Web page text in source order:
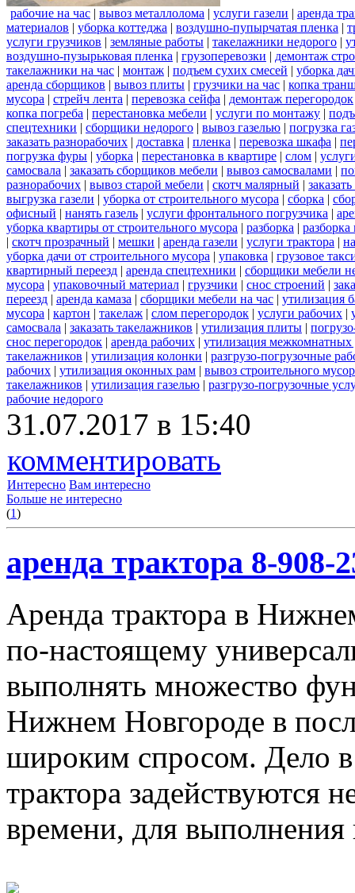
рабочие на час | вывоз металлолома | услуги газели | аренда
материалов | уборка коттеджа | воздушно-пупырчатая пленка |
услуги грузчиков | земляные работы | такелажники недорого |
воздушно-пузырьковая пленка | грузоперевозки | демонтаж
такелажники на час | монтаж | подъем сухих смесей | уборка
аренда сборщиков | вывоз плиты | грузчики на час | копка
мусора | стрейч лента | перевозка сейфа | демонтаж перегородок
копка погреба | перестановка мебели | услуги по монтажу |
спецтехники | сборщики недорого | вывоз газелью | погрузка
заказать разнорабочих | доставка | пленка | перевозка шкафа |
погрузка фуры | уборка | перестановка в квартире | слом |
самосвала | заказать сборщиков мебели | вывоз самосвалами |
разнорабочих | вывоз старой мебели | скотч малярный |
выгрузка газели | уборка от строительного мусора | сборка |
офисный | нанять газель | услуги фронтального погрузчика |
уборка квартиры от строительного мусора | разборка |
| скотч прозрачный | мешки | аренда газели | услуги трактора |
уборка дачи от строительного мусора | упаковка | грузовое
квартирный переезд | аренда спецтехники | сборщики мебели
мусора | упаковочный материал | грузчики | снос строений |
переезд | аренда камаза | сборщики мебели на час | утилизация
мусора | картон | такелаж | слом перегородок | услуги рабочих |
самосвала | заказать такелажников | утилизация плиты |
снос перегородок | аренда рабочих | утилизация межкомнатных
такелажников | утилизация колонки | разгрузо-погрузочные
рабочих | утилизация оконных рам | вывоз строительного
такелажников | утилизация газелью | разгрузо-погрузочные
рабочие недорого
31.07.2017 в 15:40
комментировать
Интересно Вам интересно
Больше не интересно
(1)
аренда трактора 8-908-
Аренда трактора в
по-настоящему
выполнять множество
Нижнем Новгороде в
широким спросом. Дело
трактора задействуются
времени, для выполнения